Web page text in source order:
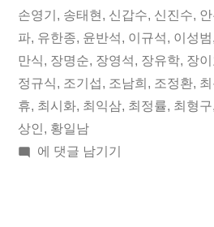
의
독
립
운
동
손영기 , 송태현 , 신갑수, 신진수,
파, 유한종, 윤반석, 이규석, 이성범,
만식, 장명순, 장영석, 장유학, 장이
정규식, 조기섭, 조남희 , 조정환,
휴, 최시화, 최익삼, 최정률, 최형구,
상인 , 황일남
2018
에 댓글 남기기